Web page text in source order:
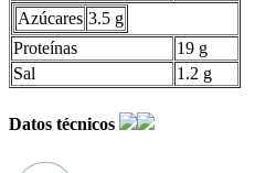
Azúcares 3.5 g
Proteínas
19 g
Sal
1.2 g
Datos técnicos